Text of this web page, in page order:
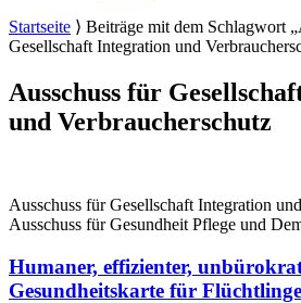
Startseite ⟩ Beiträge mit dem Schlagwort
Gesellschaft Integration und
Ausschuss für
und Verbraucherschutz
Ausschuss für Gesellschaft Integration
Ausschuss für Gesundheit Pflege und
Humaner, effizienter,
Gesundheitskarte für